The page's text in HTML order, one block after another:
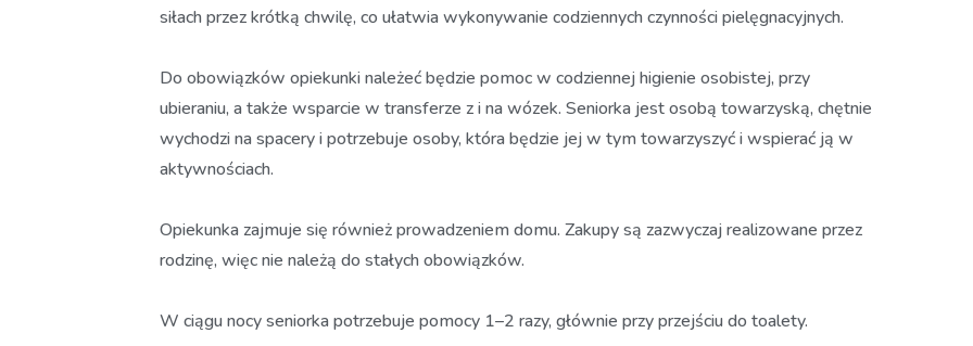
siłach przez krótką chwilę, co ułatwia wykonywanie codziennych czynności pielęgnacyjnych.
Do obowiązków opiekunki należeć będzie pomoc w codziennej higienie osobistej, przy
ubieraniu, a także wsparcie w transferze z i na wózek. Seniorka jest osobą towarzyską, chętnie
wychodzi na spacery i potrzebuje osoby, która będzie jej w tym towarzyszyć i wspierać ją w
aktywnościach.
Opiekunka zajmuje się również prowadzeniem domu. Zakupy są zazwyczaj realizowane przez
rodzinę, więc nie należą do stałych obowiązków.
W ciągu nocy seniorka potrzebuje pomocy 1–2 razy, głównie przy przejściu do toalety.